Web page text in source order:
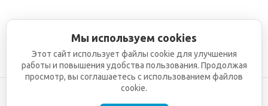
Мы используем cookies
Этот сайт использует файлы cookie для улучшения
работы и повышения удобства пользования. Продолжая
просмотр, вы соглашаетесь с использованием файлов
cookie.